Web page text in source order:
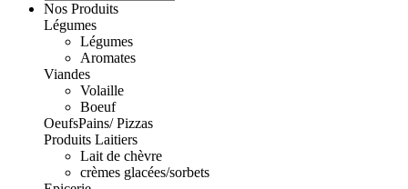
Nos Produits
Légumes
Légumes
Aromates
Viandes
Volaille
Boeuf
OeufsPains/ Pizzas
Produits Laitiers
Lait de chèvre
crèmes glacées/sorbets